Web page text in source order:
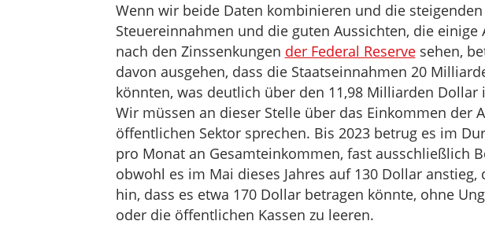
Wenn wir beide Daten kombinieren und die
Steuereinnahmen und die guten Aussichten, die
nach den Zinssenkungen der Federal Reservesehen,
davon ausgehen, dass die Staatseinnahmen 20
könnten, was deutlich über den 11,98 Milliarden Dollar
Wir müssen an dieser Stelle über das Einkommen der
öffentlichen Sektor sprechen. Bis 2023 betrug es im
pro Monat an Gesamteinkommen, fast ausschließlich
obwohl es im Mai dieses Jahres auf 130 Dollar
hin, dass es etwa 170 Dollar betragen könnte, ohne
oder die öffentlichen Kassen zu leeren.